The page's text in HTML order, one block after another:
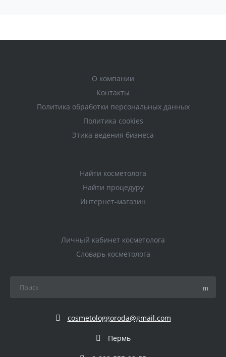
О компании
Контакты
Политика обработки персональных данных
Политика cookies
Этика ведения бизнеса
Найти косметолога
Найти процедуру
Интернет-магазин
Личный кабинет косметолога
Словарь косметолога
cosmetologgoroda@gmail.com
Пермь